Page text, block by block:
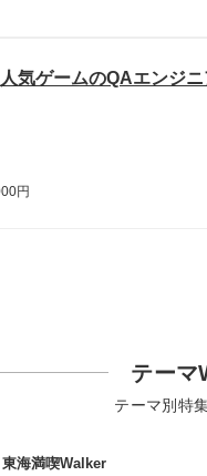
気ゲームのQAエンジ
円
テーマ
テーマ別特
東海満喫Walker